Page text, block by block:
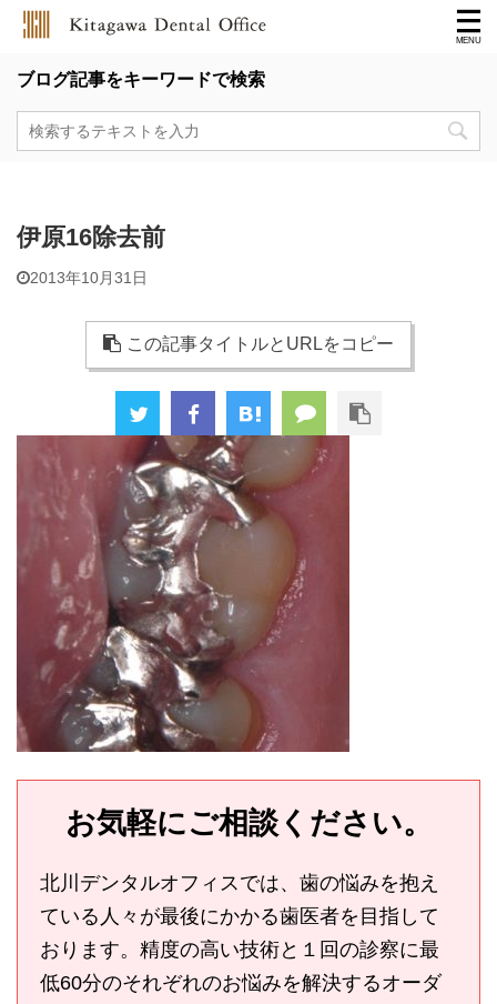
ブログ記事をキーワードで検索
伊原16除去前
2013年10月31日
この記事タイトルとURLをコピー
お気軽にご相談ください。
北川デンタルオフィスでは、歯の悩みを抱え
ている人々が最後にかかる歯医者を目指して
おります。精度の高い技術と１回の診察に最
低60分のそれぞれのお悩みを解決するオーダ